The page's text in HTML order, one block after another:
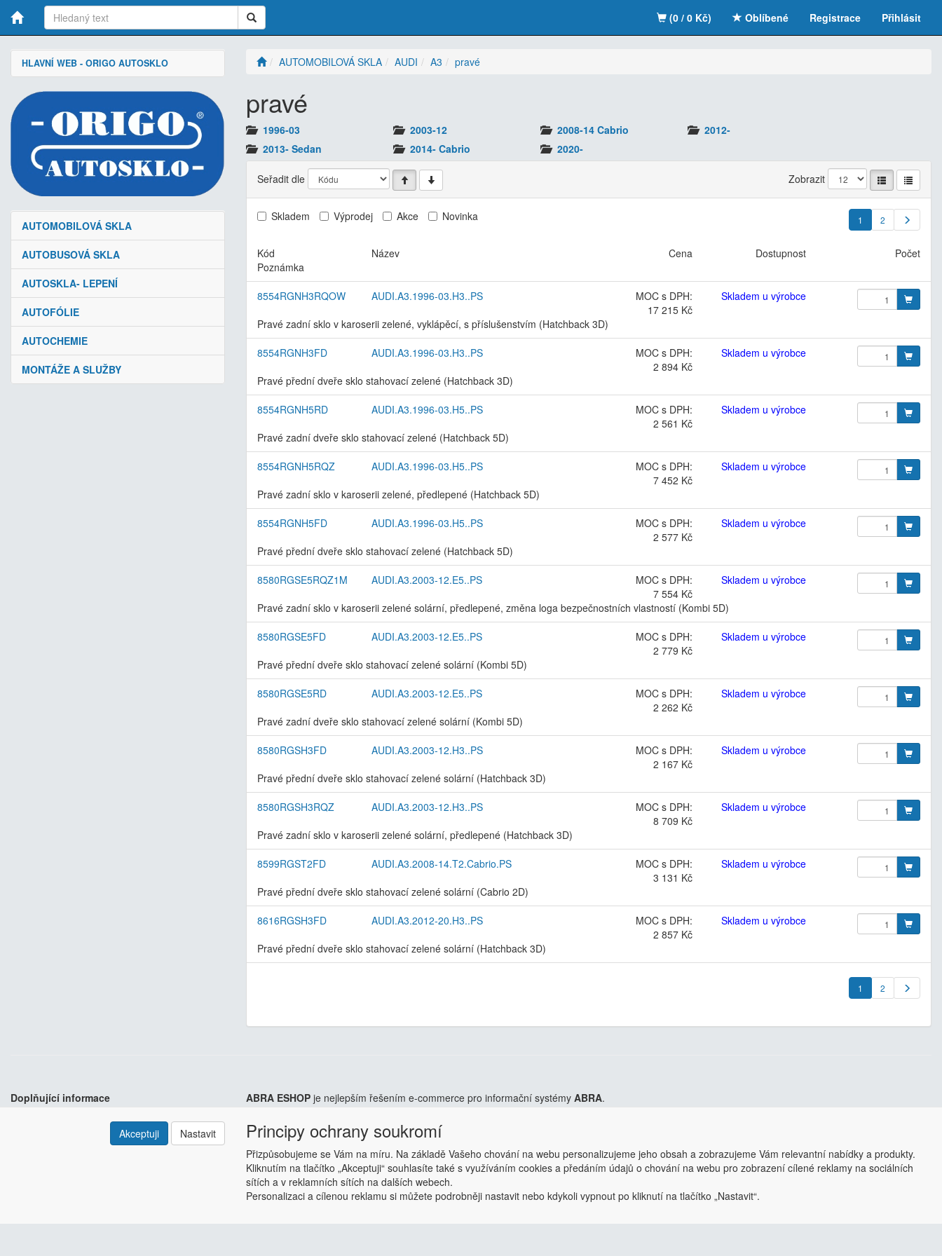
Registrace Přihlásit
(0 / 0 Kč) Oblíbené
HLAVNÍ WEB - ORIGO AUTOSKLO
AUTOMOBILOVÁ SKLA
AUTOBUSOVÁ SKLA
AUTOSKLA- LEPENÍ
AUTOFÓLIE
AUTOCHEMIE
MONTÁŽE A SLUŽBY
AUTOMOBILOVÁ SKLA AUDI A3 pravé
pravé
1996-03 2003-12 2008-14 Cabrio
2012-
2013- Sedan
2014- Cabrio 2020-
Seřadit dle Zobrazit
Skladem Výprodej Akce Novinka 1 2
Kód Název Cena Dostupnost
Počet
Poznámka
8554RGNH3RQOW AUDI.A3.1996-03.H3..PS
MOC s DPH:
17 215 Kč
Skladem u výrobce
Pravé zadní sklo v karoserii zelené, vyklápěcí, s příslušenstvím (Hatchback 3D)
8554RGNH3FD AUDI.A3.1996-03.H3..PS
MOC s DPH:
2 894 Kč
Skladem u výrobce
Pravé přední dveře sklo stahovací zelené (Hatchback 3D)
8554RGNH5RD AUDI.A3.1996-03.H5..PS
MOC s DPH:
2 561 Kč
Skladem u výrobce
Pravé zadní dveře sklo stahovací zelené (Hatchback 5D)
8554RGNH5RQZ AUDI.A3.1996-03.H5..PS
MOC s DPH:
7 452 Kč
Skladem u výrobce
Pravé zadní sklo v karoserii zelené, předlepené (Hatchback 5D)
8554RGNH5FD AUDI.A3.1996-03.H5..PS
MOC s DPH:
2 577 Kč
Skladem u výrobce
Pravé přední dveře sklo stahovací zelené (Hatchback 5D)
8580RGSE5RQZ1M AUDI.A3.2003-12.E5..PS
MOC s DPH:
7 554 Kč
Skladem u výrobce
Pravé zadní sklo v karoserii zelené solární, předlepené, změna loga bezpečnostních vlastností (Kombi 5D)
8580RGSE5FD AUDI.A3.2003-12.E5..PS
MOC s DPH:
2 779 Kč
Skladem u výrobce
Pravé přední dveře sklo stahovací zelené solární (Kombi 5D)
8580RGSE5RD AUDI.A3.2003-12.E5..PS
MOC s DPH:
2 262 Kč
Skladem u výrobce
Pravé zadní dveře sklo stahovací zelené solární (Kombi 5D)
8580RGSH3FD AUDI.A3.2003-12.H3..PS
MOC s DPH:
2 167 Kč
Skladem u výrobce
Pravé přední dveře sklo stahovací zelené solární (Hatchback 3D)
8580RGSH3RQZ AUDI.A3.2003-12.H3..PS
MOC s DPH:
8 709 Kč
Skladem u výrobce
Pravé zadní sklo v karoserii zelené solární, předlepené (Hatchback 3D)
8599RGST2FD AUDI.A3.2008-14.T2.Cabrio.PS
MOC s DPH:
3 131 Kč
Skladem u výrobce
Pravé přední dveře sklo stahovací zelené solární (Cabrio 2D)
8616RGSH3FD AUDI.A3.2012-20.H3..PS
MOC s DPH:
2 857 Kč
Skladem u výrobce
Pravé přední dveře sklo stahovací zelené solární (Hatchback 3D)
1 2
Doplňující informace
Odstoupení od smlouvy
ABRA ESHOP je nejlepším řešením e-commerce pro informační systémy ABRA.
ESHOP dodáváme předpřipravený s uživatelsky příjemnou responzivní šablonou, která se dá upravit a optimalizovat na míru.
Hlavní výhody? Přehlednost, intuitivní ovládání, administrace a data ve Vaší ABŘE.
Akceptuji Nastavit Principy ochrany soukromí
Přizpůsobujeme se Vám na míru. Na základě Vašeho chování na webu personalizujeme jeho obsah a zobrazujeme Vám relevantní nabídky a produkty.
Kliknutím na tlačítko „Akceptuji“ souhlasíte také s využíváním cookies a předáním údajů o chování na webu pro zobrazení cílené reklamy na sociálních
sítích a v reklamních sítích na dalších webech.
Personalizaci a cílenou reklamu si můžete podrobněji nastavit nebo kdykoli vypnout po kliknutí na tlačítko „Nastavit“.